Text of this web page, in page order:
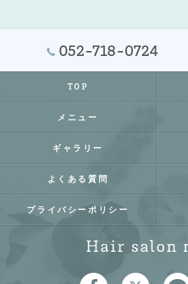
052-718-0724
TOP
メニュー
ギャラリー
よくある質問
プライバシーポリシー